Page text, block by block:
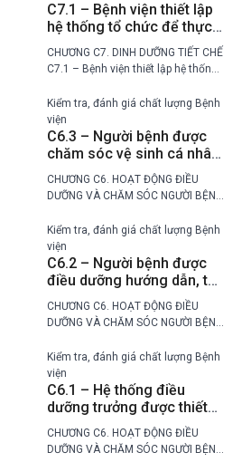
C7.1 – Bệnh viện thiết lập
hệ thống tổ chức để thực
hiện công tác dinh dưỡng
và tiết chế trong bệnh viện
CHƯƠNG C7. DINH DƯỠNG TIẾT CHẾ
C7.1 – Bệnh viện thiết lập hệ thống
dưỡng và tiết chế trong bệnh viện
Mức Bậc thang…
Kiểm tra, đánh giá chất lượng Bệnh
viện
C6.3 – Người bệnh được
chăm sóc vệ sinh cá nhân
trong quá trình điều trị tại
bệnh viện
CHƯƠNG C6. HOẠT ĐỘNG ĐIỀU
DƯỠNG VÀ CHĂM SÓC NGƯỜI BỆNH
vệ sinh cá nhân trong quá trình
điều trị tại bệnh viện Mức Bậc…
Kiểm tra, đánh giá chất lượng Bệnh
viện
C6.2 – Người bệnh được
điều dưỡng hướng dẫn, tư
vấn điều trị và chăm sóc,
giáo dục sức khỏe phù
hợp với bệnh đang được
điều trị
CHƯƠNG C6. HOẠT ĐỘNG ĐIỀU
DƯỠNG VÀ CHĂM SÓC NGƯỜI BỆNH
hướng dẫn, tư vấn điều trị và chăm
sóc, giáo dục sức khỏe phù…
Kiểm tra, đánh giá chất lượng Bệnh
viện
C6.1 – Hệ thống điều
dưỡng trưởng được thiết
lập và hoạt động hiệu quả
CHƯƠNG C6. HOẠT ĐỘNG ĐIỀU
DƯỠNG VÀ CHĂM SÓC NGƯỜI BỆNH